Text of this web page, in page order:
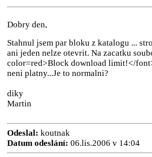
Dobry den,
Stahnul jsem par bloku z katalogu ...
ani jeden nelze otevrit. Na zacatku
color=red>Block download limit!</
neni platny...Je to normalni?
diky
Martin
Odeslal: koutnak
Datum odeslání: 06.lis.2006 v 14:04